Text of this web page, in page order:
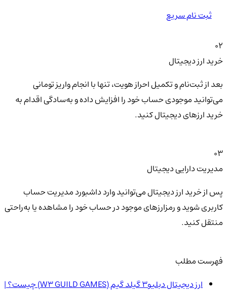
ثبت نام سریع
02
خرید ارز دیجیتال
بعد از ثبت‌نام و تکمیل احراز هویت، تنها با انجام واریز تومانی
می‌توانید موجودی حساب خود را افزایش داده و به‌سادگی اقدام به
خرید ارزهای دیجیتال کنید.
03
مدیریت دارایی دیجیتال
پس از خرید ارز دیجیتال می‌توانید وارد داشبورد مدیریت حساب
کاربری شوید و رمزارزهای موجود در حساب خود را مشاهده یا به‌راحتی
منتقل کنید.
فهرست مطلب
ارز دیجیتال دبلیو3 گیلد گیم (W3 GUILD GAMES) چیست؟ |